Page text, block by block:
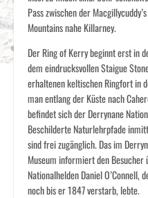
Pass zwischen der
Mountains nahe Killarney.
Der Ring of Kerry beginnt erst in
dem eindrucksvollen Staigue
erhaltenen keltischen Ringfort in
man entlang der Küste nach
befindet sich der Derrynane
Beschilderte Naturlehrpfade
sind frei zugänglich. Das im
Museum informiert den Besucher
Nationalhelden Daniel O’Connell,
noch bis er 1847 verstarb, lebte.